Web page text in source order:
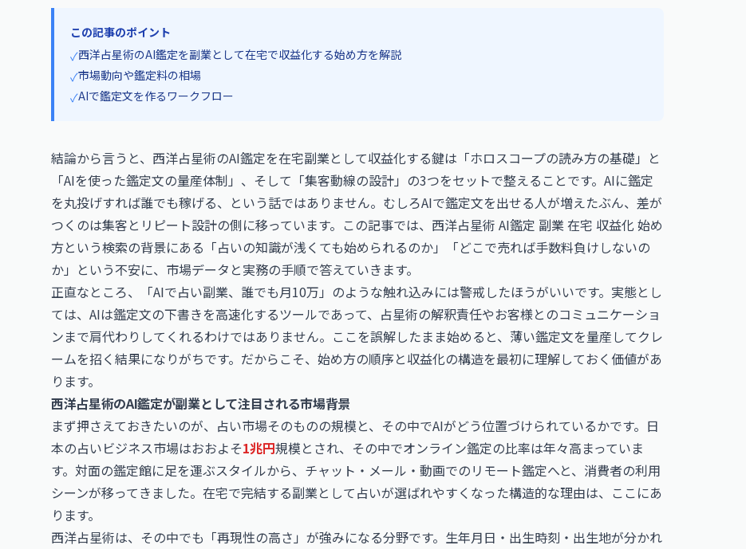
この記事のポイント
✓西洋占星術のAI鑑定を副業として在宅で収益化する始め方を解説
✓市場動向や鑑定料の相場
✓AIで鑑定文を作るワークフロー
結論から言うと、西洋占星術のAI鑑定を在宅副業として収益化する鍵は「ホロスコープの読み方の基礎」と
「AIを使った鑑定文の量産体制」、そして「集客動線の設計」の3つをセットで整えることです。AIに鑑定
を丸投げすれば誰でも稼げる、という話ではありません。むしろAIで鑑定文を出せる人が増えたぶん、差が
つくのは集客とリピート設計の側に移っています。この記事では、西洋占星術 AI鑑定 副業 在宅 収益化 始め
方という検索の背景にある「占いの知識が浅くても始められるのか」「どこで売れば手数料負けしないの
か」という不安に、市場データと実務の手順で答えていきます。
正直なところ、「AIで占い副業、誰でも月10万」のような触れ込みには警戒したほうがいいです。実態とし
ては、AIは鑑定文の下書きを高速化するツールであって、占星術の解釈責任やお客様とのコミュニケーショ
ンまで肩代わりしてくれるわけではありません。ここを誤解したまま始めると、薄い鑑定文を量産してクレ
ームを招く結果になりがちです。だからこそ、始め方の順序と収益化の構造を最初に理解しておく価値があ
ります。
西洋占星術のAI鑑定が副業として注目される市場背景
まず押さえておきたいのが、占い市場そのものの規模と、その中でAIがどう位置づけられているかです。日
本の占いビジネス市場はおおよそ1兆円規模とされ、その中でオンライン鑑定の比率は年々高まっていま
す。対面の鑑定館に足を運ぶスタイルから、チャット・メール・動画でのリモート鑑定へと、消費者の利用
シーンが移ってきました。在宅で完結する副業として占いが選ばれやすくなった構造的な理由は、ここにあ
ります。
西洋占星術は、その中でも「再現性の高さ」が強みになる分野です。生年月日・出生時刻・出生地が分かれ